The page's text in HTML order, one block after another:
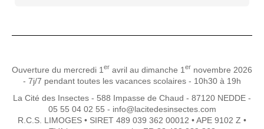
Ouverture du mercredi 1 er avril au dimanche 1 er novembre 2026
- 7j/7 pendant toutes les vacances scolaires - 10h30 à 19h
La Cité des Insectes - 588 Impasse de Chaud - 87120 NEDDE -
05 55 04 02 55 - info@lacitedesinsectes.com
R.C.S. LIMOGES • SIRET 489 039 362 00012 • APE 9102 Z •